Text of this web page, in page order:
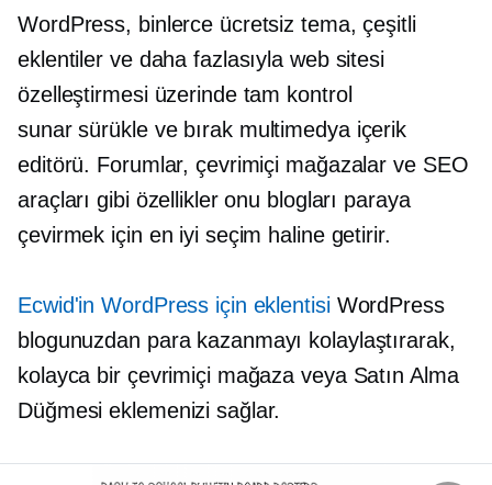
WordPress, binlerce ücretsiz tema, çeşitli
eklentiler ve daha fazlasıyla web sitesi
özelleştirmesi üzerinde tam kontrol
sunarsürükle ve bırakmultimedya içerik
editörü. Forumlar, çevrimiçi mağazalar ve SEO
araçları gibi özellikler onu blogları paraya
çevirmek için en iyi seçim haline getirir.
Ecwid'in WordPress için eklentisiWordPress
blogunuzdan para kazanmayı kolaylaştırarak,
kolayca bir çevrimiçi mağaza veya Satın Alma
Düğmesi eklemenizi sağlar.